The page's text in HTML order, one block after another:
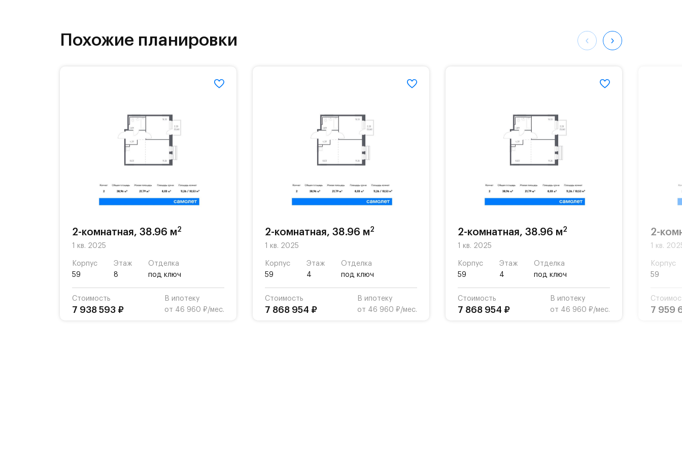
На территории квартала возведут детский сад и школу. Также для наиболее одарённых
Для автомобилистов — закрытые озеленённые парковки.
Похожие планировки
2-комнатная, 38.96 м2
1 кв. 2025
Корпус
59
Этаж
8
Отделка
под ключ
Стоимость
7 938 593 ₽
В ипотеку
от 46 960 ₽/мес.
2-комнатная, 38.96 м2
1 кв. 2025
Корпус
59
Этаж
4
Отделка
под ключ
Стоимость
7 868 954 ₽
В ипотеку
от 46 960 ₽/мес.
2-комнатная, 38.96 м2
1 кв. 2025
Корпус
59
Этаж
4
Отделка
под ключ
Стоимость
7 868 954 ₽
В ипотеку
от 46 960 ₽/мес.
2-
1 кв.
Корпус
59
7 959